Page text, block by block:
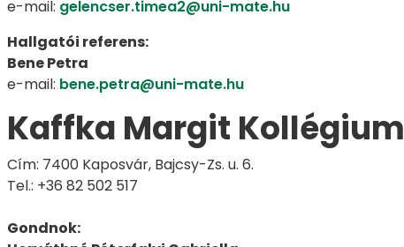
e-mail: gelencser.timea2@uni-mate.hu
Hallgatói referens:
Bene Petra
e-mail: bene.petra@uni-mate.hu
Kaffka Margit Kollégium
Cím: 7400 Kaposvár, Bajcsy-Zs. u. 6.
Tel.: +36 82 502 517
Gondnok: